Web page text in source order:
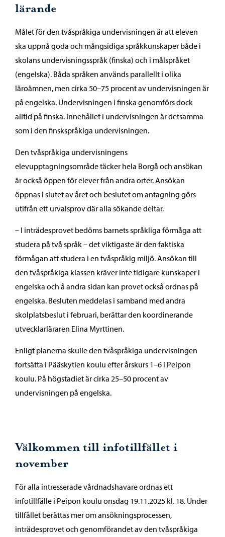
lärande
Målet för den tvåspråkiga undervisningen är att eleven
ska uppnå goda och mångsidiga språkkunskaper både i
skolans undervisningsspråk (finska) och i målspråket
(engelska). Båda språken används parallellt i olika
läroämnen, men cirka 50–75 procent av undervisningen är
på engelska. Undervisningen i finska genomförs dock
alltid på finska. Innehållet i undervisningen är detsamma
som i den finskspråkiga undervisningen.
Den tvåspråkiga undervisningens
elevupptagningsområde täcker hela Borgå och ansökan
är också öppen för elever från andra orter. Ansökan
öppnas i slutet av året och beslutet om antagning görs
utifrån ett urvalsprov där alla sökande deltar.
– I inträdesprovet bedöms barnets språkliga förmåga att
studera på två språk – det viktigaste är den faktiska
förmågan att studera i en tvåspråkig miljö. Ansökan till
den tvåspråkiga klassen kräver inte tidigare kunskaper i
engelska och å andra sidan kan provet också ordnas på
engelska. Besluten meddelas i samband med andra
skolplatsbeslut i februari, berättar den koordinerande
utvecklarläraren Elina Myrttinen.
Enligt planerna skulle den tvåspråkiga undervisningen
fortsätta i Pääskytien koulu efter årskurs 1–6 i Peipon
koulu. På högstadiet är cirka 25–50 procent av
undervisningen på engelska.
Välkommen till infotillfället i
november
För alla intresserade vårdnadshavare ordnas ett
infotillfälle i Peipon koulu onsdag 19.11.2025 kl. 18. Under
tillfället berättas mer om ansökningsprocessen,
inträdesprovet och genomförandet av den tvåspråkiga